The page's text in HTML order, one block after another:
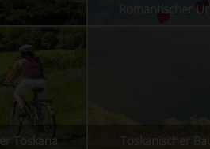
Romantischer
Toskana Toskanischer